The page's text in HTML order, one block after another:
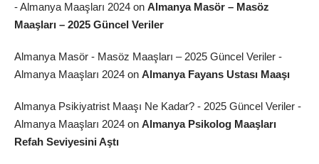
- Almanya Maaşları 2024 on Almanya Masör – Masöz
Maaşları – 2025 Güncel Veriler
Almanya Masör - Masöz Maaşları – 2025 Güncel Veriler -
Almanya Maaşları 2024 on Almanya Fayans Ustası Maaşı
Almanya Psikiyatrist Maaşı Ne Kadar? - 2025 Güncel Veriler -
Almanya Maaşları 2024 on Almanya Psikolog Maaşları
Refah Seviyesini Aştı